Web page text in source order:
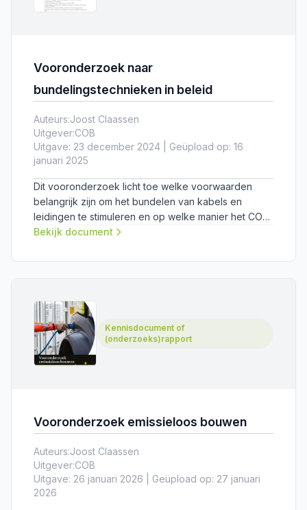
Vooronderzoek naar
bundelingstechnieken in beleid
Auteurs:Joost Claassen
Uitgever:COB
Uitgave: 23 december 2024 | Geüpload op: 16
januari 2025
Dit vooronderzoek licht toe welke voorwaarden
belangrijk zijn om het bundelen van kabels en
leidingen te stimuleren en op welke manier het COB
hier een bijdrage aan kan leveren.
Bekijk document
Kennisdocument of
(onderzoeks)rapport
Vooronderzoek emissieloos bouwen
Auteurs:Joost Claassen
Uitgever:COB
Uitgave: 26 januari 2026 | Geüpload op: 27 januari
2026